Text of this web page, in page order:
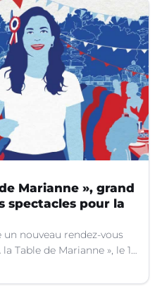
Marianne », grand
spectacles pour la
nouveau rendez-vous
Table de Marianne », le 13